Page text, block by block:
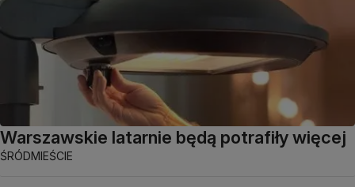
Warszawskie latarnie będą potrafiły więcej
ŚRÓDMIEŚCIE